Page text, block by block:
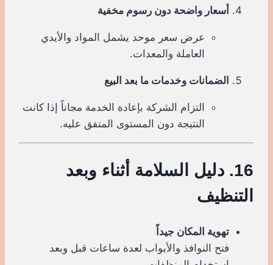
أسعار واضحة دون رسوم مخفية
عرض سعر موحد يشمل المواد والأيدي
العاملة والمعدات.
الضمانات وخدمات ما بعد البيع
التزام الشركة بإعادة الخدمة مجاناً إذا كانت
النتيجة دون المستوى المتفق عليه.
16. دليل السلامة أثناء وبعد
التنظيف
تهوية المكان جيداً
فتح النوافذ والأبواب لعدة ساعات قبل وبعد